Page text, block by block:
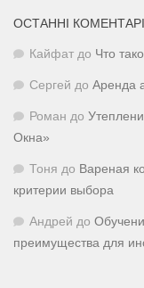
ОСТАННІ КОМЕНТАРІ
Кайфат до Что
Сергей до Аренда
Роман до
Окна»
Тоня до Вареная
критерии выбора
Андрей до
преимущества для